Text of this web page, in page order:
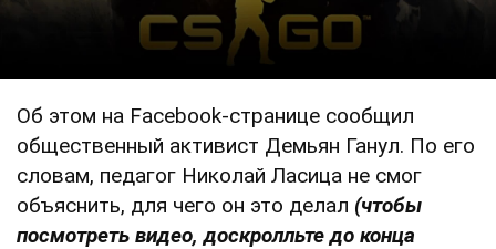
Об этом на Facebook-странице сообщил
общественный активист Демьян Ганул. По его
словам, педагог Николай Ласица не смог
объяснить, для чего он это делал (чтобы
посмотреть видео, доскролльте до конца